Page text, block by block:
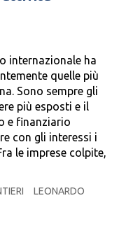
internazionale ha
quelle più
Sono sempre gli
più esposti e il
e finanziario
con gli interessi i
le imprese colpite,
LEONARDO